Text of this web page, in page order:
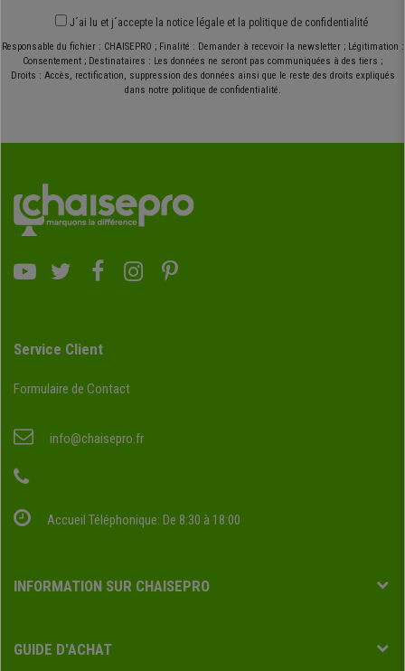
J´ai lu et j´accepte la notice légale et la politique de confidentialité
Responsable du fichier : CHAISEPRO ; Finalité : Demander à recevoir la newsletter ; Légitimation :
Consentement ; Destinataires : Les données ne seront pas communiquées à des tiers ;
Droits : Accès, rectification, suppression des données ainsi que le reste des droits expliqués
dans notre politique de confidentialité.
Service Client
Formulaire de Contact
info@chaisepro.fr
Accueil Téléphonique: De 8:30 à 18:00
INFORMATION SUR CHAISEPRO
GUIDE D'ACHAT